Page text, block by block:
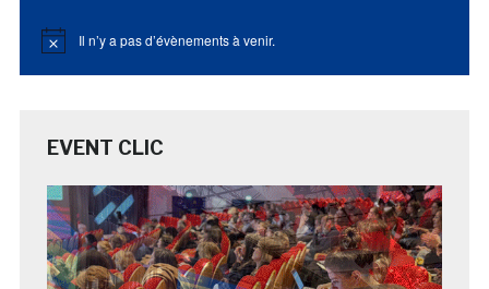
Notice Il n’y a pas d’évènements à venir.
EVENT CLIC